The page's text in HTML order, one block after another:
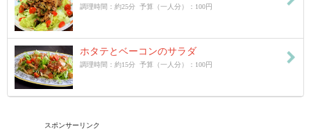
調理時間：約25分 予算（一人分）：100円
ホタテとベーコンのサラダ
調理時間：約15分 予算（一人分）：100円
スポンサーリンク